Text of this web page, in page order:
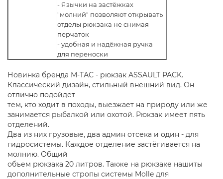
- Язычки на застёжках
"молний" позволяют открывать
отделы рюкзака не снимая
перчаток
- удобная и надёжная ручка
для переноски
Новинка бренда М-ТАС - рюкзак ASSAULT PACK.
Классический дизайн, стильный внешний вид. Он
отлично подойдёт
тем, кто ходит в походы, выезжает на природу или же
занимается рыбалкой или охотой. Рюкзак имеет пять
отделений.
Два из них грузовые, два админ отсека и один - для
гидросистемы. Каждое отделение застёгивается на
молнию. Общий
объем рюкзака 20 литров. Также на рюкзаке нашиты
дополнительные стропы системы Molle для